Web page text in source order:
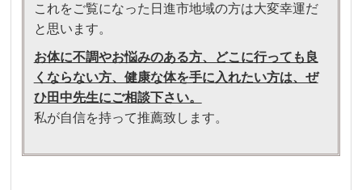
これをご覧になった日進市地域の方は大変幸運だ
と思います。
お体に不調やお悩みのある方、どこに行っても良
くならない方、健康な体を手に入れたい方は、ぜ
ひ田中先生にご相談下さい。
私が自信を持って推薦致します。